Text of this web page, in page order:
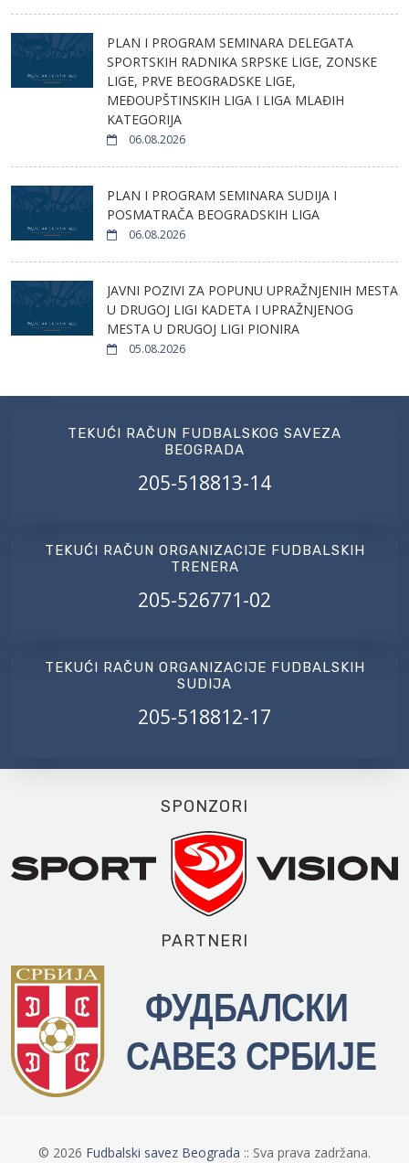
PLAN I PROGRAM SEMINARA DELEGATA
SPORTSKIH RADNIKA SRPSKE LIGE, ZONSKE
LIGE, PRVE BEOGRADSKE LIGE,
MEĐOUPŠTINSKIH LIGA I LIGA MLAĐIH
KATEGORIJA
06.08.2026
PLAN I PROGRAM SEMINARA SUDIJA I
POSMATRAČA BEOGRADSKIH LIGA
06.08.2026
JAVNI POZIVI ZA POPUNU UPRAŽNJENIH MESTA
U DRUGOJ LIGI KADETA I UPRAŽNJENOG
MESTA U DRUGOJ LIGI PIONIRA
05.08.2026
TEKUĆI RAČUN FUDBALSKOG SAVEZA
BEOGRADA
205-518813-14
TEKUĆI RAČUN ORGANIZACIJE FUDBALSKIH
TRENERA
205-526771-02
TEKUĆI RAČUN ORGANIZACIJE FUDBALSKIH
SUDIJA
205-518812-17
SPONZORI
PARTNERI
© 2026 Fudbalski savez Beograda :: Sva prava zadržana.